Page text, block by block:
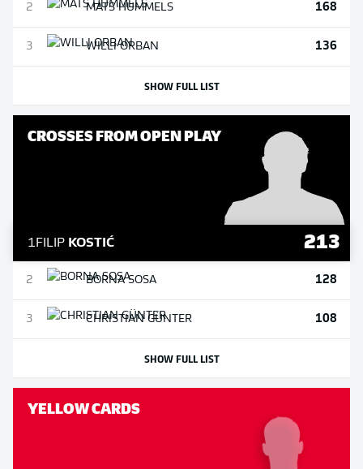
2 MATSHUMMELS 168
3 WILLIORBAN 136
SHOW FULL LIST
CROSSES FROM OPEN PLAY
1FILIP KOSTIĆ 213
2 BORNASOSA 128
3 CHRISTIANGÜNTER 108
SHOW FULL LIST
YELLOW CARDS